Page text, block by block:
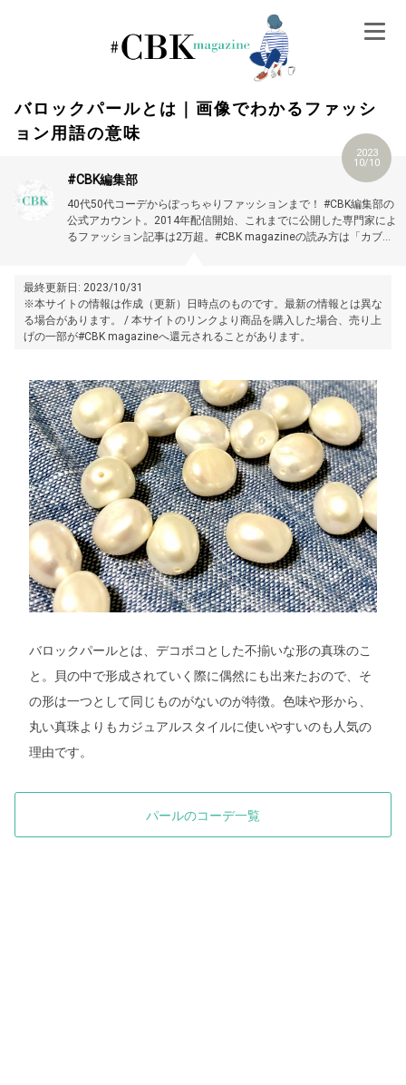
バロックパールとは｜画像でわかるファッシ
ョン用語の意味
2023
10/10
#CBK編集部
40代50代コーデからぽっちゃりファッションまで！ #CBK編集部の
公式アカウント。2014年配信開始、これまでに公開した専門家によ
るファッション記事は2万超。#CBK magazineの読み方は「カブキ
最終更新日: 2023/10/31
※本サイトの情報は作成（更新）日時点のものです。最新の情報とは異な
る場合があります。 / 本サイトのリンクより商品を購入した場合、売り上
げの一部が#CBK magazineへ還元されることがあります。
バロックパールとは、デコボコとした不揃いな形の真珠のこ
と。貝の中で形成されていく際に偶然にも出来たおので、そ
の形は一つとして同じものがないのが特徴。色味や形から、
丸い真珠よりもカジュアルスタイルに使いやすいのも人気の
理由です。
パールのコーデ一覧